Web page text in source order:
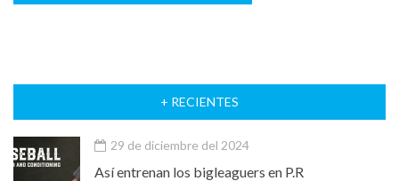
+ RECIENTES
29 de diciembre del 2024
Así entrenan los bigleaguers en P.R